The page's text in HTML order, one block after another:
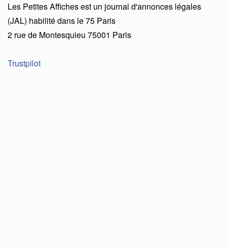
Les Petites Affichesest un journal d'annonces légales
(JAL) habilité dans le 75 Paris
2 rue de Montesquieu 75001 Paris
Trustpilot